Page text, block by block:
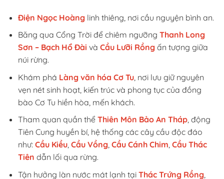
Điện Ngọc Hoàng linh thiêng, nơi cầu nguyện bình an.
Băng qua Cổng Trời để chiêm ngưỡng Thanh Long
Sơn – Bạch Hổ Đài và Cầu Lưỡi Rồng ấn tượng giữa
núi rừng.
Khám phá Làng văn hóa Cơ Tu, nơi lưu giữ nguyên
vẹn nét sinh hoạt, kiến trúc và phong tục của đồng
bào Cơ Tu hiền hòa, mến khách.
Tham quan quần thể Thiên Môn Bảo An Tháp, động
Tiên Cung huyền bí, hệ thống các cây cầu độc đáo
như: Cầu Kiều,Cầu Vồng, Cầu Cánh Chim,Cầu Thác
Tiên dẫn lối qua rừng.
Tận hưởng làn nước mát lạnh tại Thác Trứng Rồng,